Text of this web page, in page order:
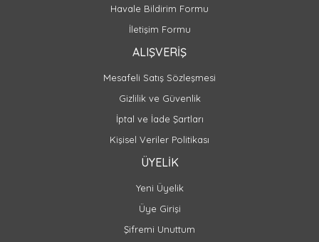
Havale Bildirim Formu
İletişim Formu
ALIŞVERİŞ
Mesafeli Satış Sözleşmesi
Gizlilik ve Güvenlik
İptal ve İade Şartları
Kişisel Veriler Politikası
ÜYELİK
Yeni Üyelik
Üye Girişi
Şifremi Unuttum